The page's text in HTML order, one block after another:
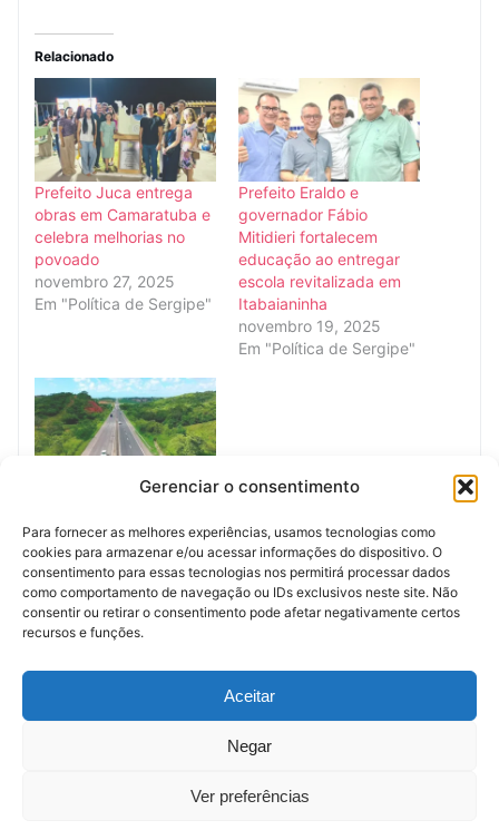
Gerenciar o consentimento
Para fornecer as melhores experiências, usamos tecnologias como
cookies para armazenar e/ou acessar informações do dispositivo. O
consentimento para essas tecnologias nos permitirá processar dados
como comportamento de navegação ou IDs exclusivos neste site. Não
consentir ou retirar o consentimento pode afetar negativamente certos
recursos e funções.
Aceitar
Negar
Ver preferências
Relacionado
Prefeito Juca entrega
obras em Camaratuba e
celebra melhorias no
povoado
novembro 27, 2025
Em "Política de Sergipe"
Prefeito Eraldo e
governador Fábio
Mitidieri fortalecem
educação ao entregar
escola revitalizada em
Itabaianinha
novembro 19, 2025
Em "Política de Sergipe"
BR-101 em Laranjeiras:
para Obras de Passarela
Impulsiona Segurança
Viária em Sergipe
fevereiro 26, 2026
Em "Política de Sergipe"